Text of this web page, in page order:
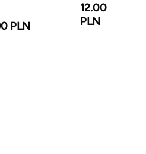
PLN
12.00
PLN